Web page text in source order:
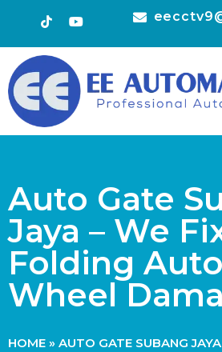
Auto Gate
Jaya – We
Folding
Wheel
HOME » AUTO GATE SUBANG